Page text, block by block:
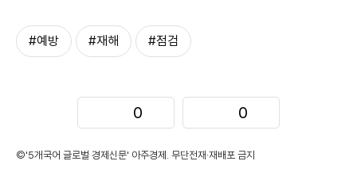
#예방 #재해 #점검
0 0
©'5개국어 글로벌 경제신문' 아주경제. 무단전재·재배포 금지